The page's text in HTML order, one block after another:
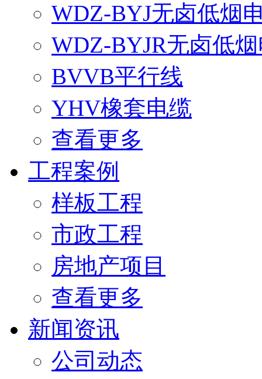
WDZ-BYJ无卤低烟
WDZ-BYJR无卤低
BVVB平行线
YHV橡套电缆
查看更多
工程案例
样板工程
市政工程
房地产项目
查看更多
新闻资讯
公司动态